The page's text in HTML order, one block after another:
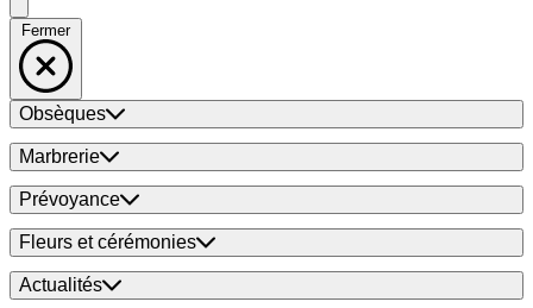
Fermer
Obsèques
Marbrerie
Prévoyance
Fleurs et cérémonies
Actualités